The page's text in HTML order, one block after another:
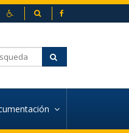
Accesibilidad
Buscador